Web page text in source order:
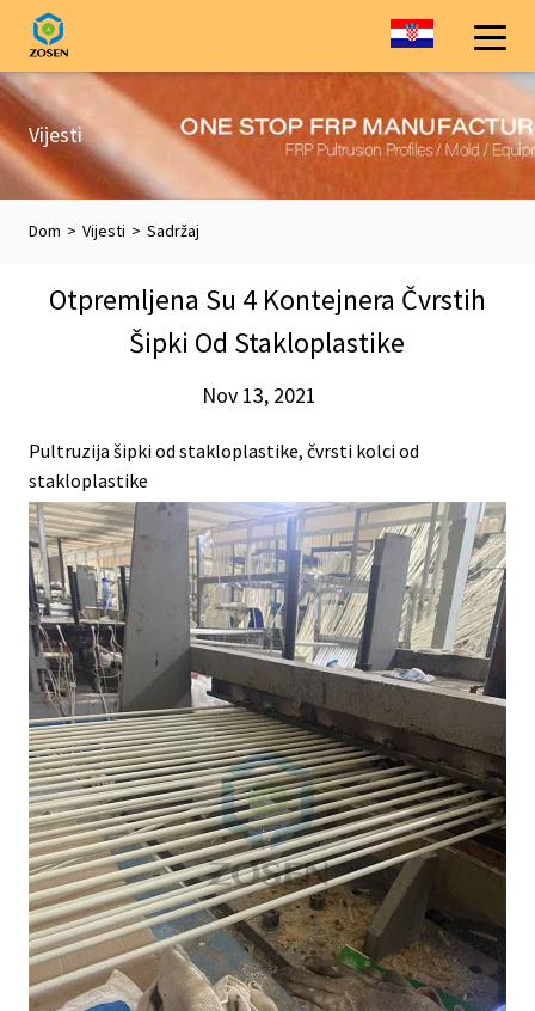
Vijesti
Dom > Vijesti > Sadržaj
Otpremljena Su 4 Kontejnera Čvrstih
Šipki Od Stakloplastike
Nov 13, 2021
Pultruzija šipki od stakloplastike, čvrsti kolci od
stakloplastike